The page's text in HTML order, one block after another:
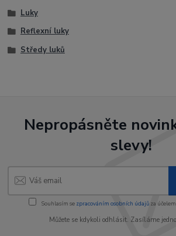
Luky
Reflexní luky
Středy luků
Nepropásněte
slevy!
Souhlasím se zpracováním osobních údajůza
Můžete se kdykoli odhlásit. Zasíláme